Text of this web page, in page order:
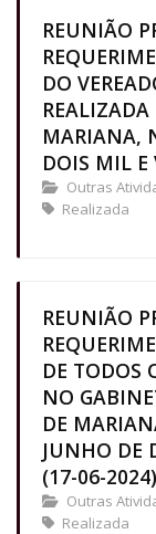
REUNIÃO
DO
MARIANA,
DOIS MIL E
Outras
Realizada
REUNIÃO
DE TODOS
NO
DE
JUNHO DE
(17-06-
Outras
Realizada